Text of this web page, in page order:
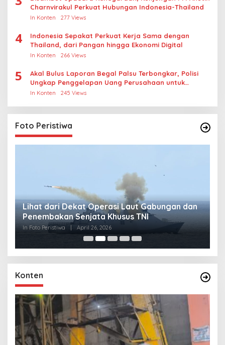
Charnvirakul Perkuat Hubungan Indonesia-Thailand
In Konten 277 Views
4
Indonesia Sepakat Perkuat Kerja Sama dengan
Thailand, dari Pangan hingga Ekonomi Digital
In Konten 266 Views
5
Akal Bulus Laporan Begal Palsu Terbongkar, Polisi
Ungkap Penggelapan Uang Perusahaan untuk
Crypto
In Konten 245 Views
Foto Peristiwa
Lihat dari Dekat Operasi Laut Gabungan dan
Penembakan Senjata Khusus TNI
In Foto Peristiwa April 26, 2026
Konten